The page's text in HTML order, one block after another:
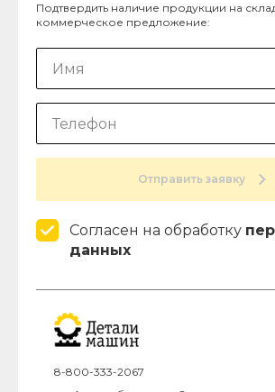
Подтвердить наличие продукции на
коммерческое предложение:
Отправить заявку
Согласен на обработку
данных
8-800-333-2067